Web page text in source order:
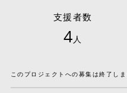
支援者数
4人
このプロジェクトへの募集は終了しま